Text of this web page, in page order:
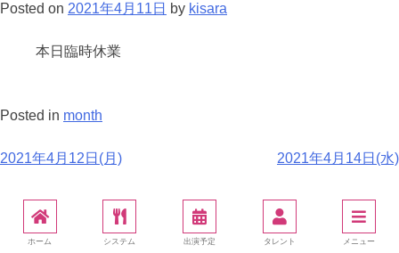
Posted on 2021年4月11日 by kisara
本日臨時休業
Posted in month
2021年4月12日(月) 2021年4月14日(水)
ホーム システム 出演予定 タレント メニュー